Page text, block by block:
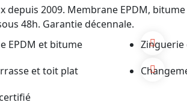
depuis 2009. Membrane EPDM,
48h. Garantie décennale.
EPDM et bitume
et toit plat